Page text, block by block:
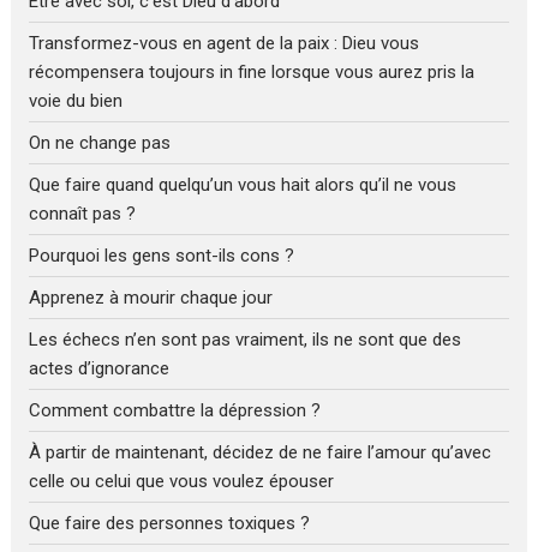
Transformez-vous en agent de la paix : Dieu vous
récompensera toujours in fine lorsque vous aurez pris la
voie du bien
On ne change pas
Que faire quand quelqu’un vous hait alors qu’il ne vous
connaît pas ?
Pourquoi les gens sont-ils cons ?
Apprenez à mourir chaque jour
Les échecs n’en sont pas vraiment, ils ne sont que des
actes d’ignorance
Comment combattre la dépression ?
À partir de maintenant, décidez de ne faire l’amour qu’avec
celle ou celui que vous voulez épouser
Que faire des personnes toxiques ?